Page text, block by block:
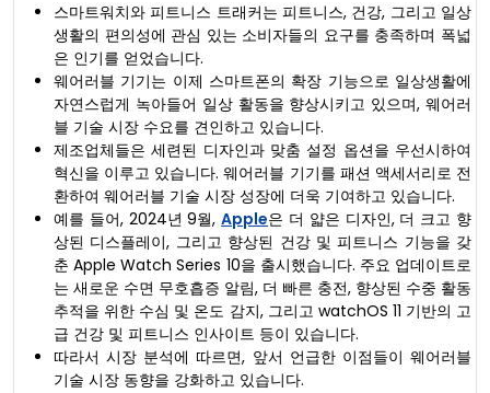
스마트워치와 피트니스 트래커는 피트니스, 건강, 그리고 일상
생활의 편의성에 관심 있는 소비자들의 요구를 충족하며 폭넓
은 인기를 얻었습니다.
웨어러블 기기는 이제 스마트폰의 확장 기능으로 일상생활에
자연스럽게 녹아들어 일상 활동을 향상시키고 있으며, 웨어러
블 기술 시장 수요를 견인하고 있습니다.
제조업체들은 세련된 디자인과 맞춤 설정 옵션을 우선시하여
혁신을 이루고 있습니다. 웨어러블 기기를 패션 액세서리로 전
환하여 웨어러블 기술 시장 성장에 더욱 기여하고 있습니다.
예를 들어, 2024년 9월,Apple은 더 얇은 디자인, 더 크고 향
상된 디스플레이, 그리고 향상된 건강 및 피트니스 기능을 갖
춘 Apple Watch Series 10을 출시했습니다. 주요 업데이트로
는 새로운 수면 무호흡증 알림, 더 빠른 충전, 향상된 수중 활동
추적을 위한 수심 및 온도 감지, 그리고 watchOS 11 기반의 고
급 건강 및 피트니스 인사이트 등이 있습니다.
따라서 시장 분석에 따르면, 앞서 언급한 이점들이 웨어러블
기술 시장 동향을 강화하고 있습니다.